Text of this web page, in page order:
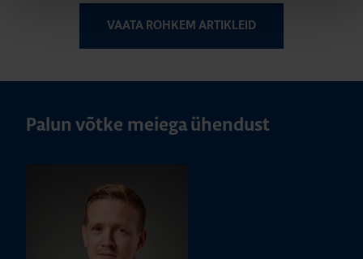
VAATA ROHKEM ARTIKLEID
Palun võtke meiega ühendust